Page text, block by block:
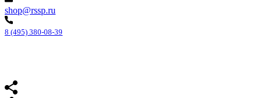
shop@rssp.ru
8 (495) 380-08-39